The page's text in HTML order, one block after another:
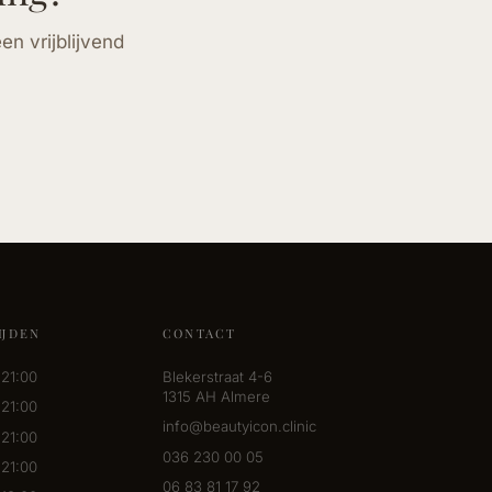
vrijblijvend
CONTACT
Blekerstraat 4-6
1315 AH Almere
info@beautyicon.clinic
036 230 00 05
06 83 81 17 92